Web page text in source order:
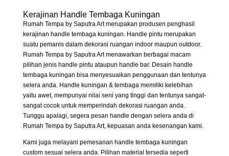
Kerajinan Handle Tembaga Kuningan
Rumah Tempa by Saputra Art merupakan produsen penghasil
kerajinan handle tembaga kuningan. Handle pintu merupakan
suatu pemanis dalam dekorasi ruangan indoor maupun outdoor.
Rumah Tempa by Saputra Art menawarkan berbagai macam
pilihan jenis handle pintu ataupun handle bar. Desain handle
tembaga kuningan bisa menyesuaikan penggunaan dan tentunya
selera anda. Handle kuningan & tembaga memiliki kelebihan
yaitu awet, mempunyai nilai seni yang tinggi dan tentunya sangat-
sangat cocok untuk memperindah dekorasi ruangan anda.
Tunggu apalagi, segera pesan handle dengan selera anda di
Rumah Tempa by Saputra Art, kepuasan anda kesenangan kami.
Kami juga melayani pemesanan handle tembaga kuningan
custom sesuai selera anda. Pilihan material tersedia seperti